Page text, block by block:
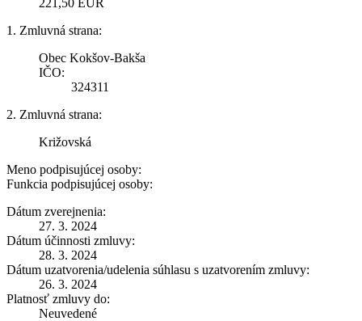
1. Zmluvná strana:
Obec Kokšov-Bakša
IČO:
324311
2. Zmluvná strana:
Križovská
Meno podpisujúcej osoby:
Funkcia podpisujúcej osoby:
Dátum zverejnenia:
27. 3. 2024
Dátum účinnosti zmluvy:
28. 3. 2024
Dátum uzatvorenia/udelenia súhlasu s uzatvorením zmluvy:
26. 3. 2024
Platnosť zmluvy do:
Neuvedené